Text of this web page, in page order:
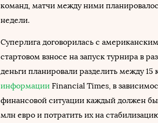
команд, матчи между ними
недели.
Суперлига договорилась с
стартовом взносе на запуск турнира в
деньги планировали разделить между
информации Financial Times, в
финансовой ситуации каждый должен
млн евро и потратить их на